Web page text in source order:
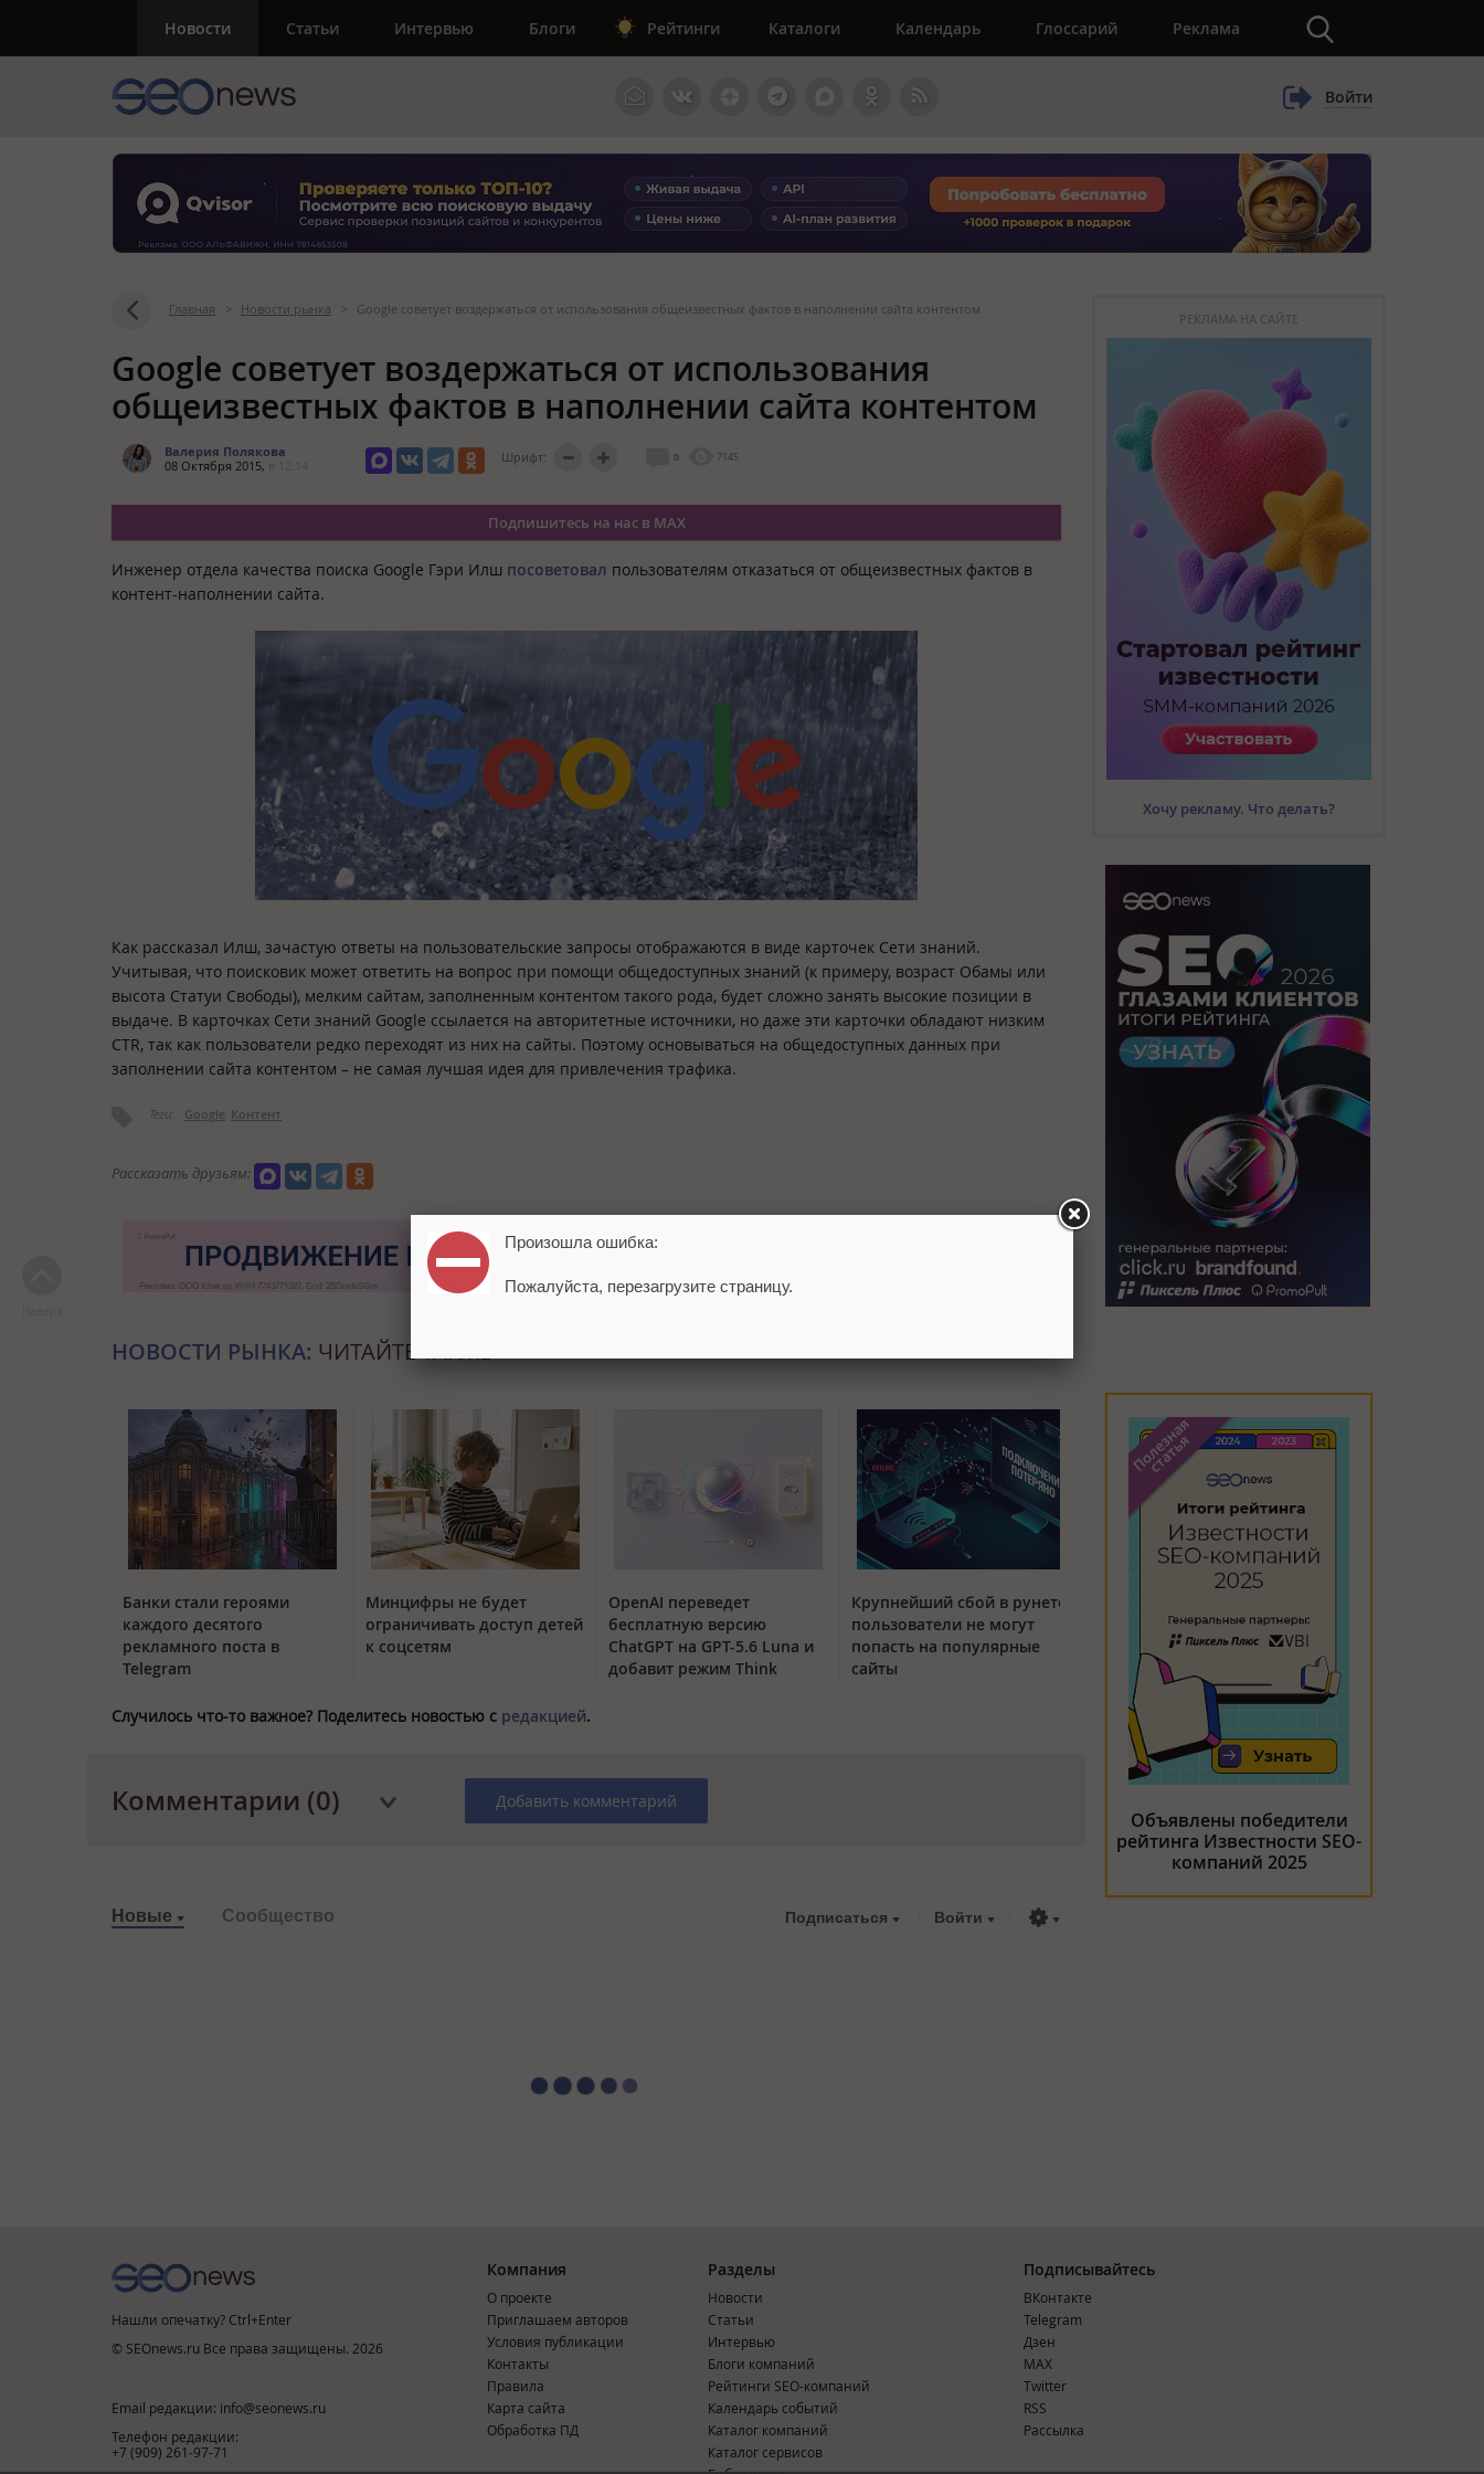
Новости Статьи Интервью Блоги Рейтинги Каталоги Календарь Глоссарий Реклама
Войти
Главная > Новости рынка > Google советует воздержаться от использования общеизвестных фактов в наполнении сайта контентом
Google советует воздержаться от использования
общеизвестных фактов в наполнении сайта контентом
Валерия Полякова
08 Октября 2015,
Шрифт: 0 7145
Подпишитесь на нас в MAX
Инженер отдела качества поиска Google Гэри Илш посоветовал пользователям отказаться от общеизвестных фактов в
контент-наполнении сайта.
Как рассказал Илш, зачастую ответы на пользовательские запросы отображаются в виде карточек Сети знаний.
Учитывая, что поисковик может ответить на вопрос при помощи общедоступных знаний (к примеру, возраст Обамы или
высота Статуи Свободы), мелким сайтам, заполненным контентом такого рода, будет сложно занять высокие позиции в
выдаче. В карточках Сети знаний Google ссылается на авторитетные источники, но даже эти карточки обладают низким
CTR, так как пользователи редко переходят из них на сайты. Поэтому основываться на общедоступных данных при
заполнении сайта контентом – не самая лучшая идея для привлечения трафика.
Теги: Google Контент
Рассказать друзьям:
НОВОСТИ РЫНКА: ЧИТАЙТЕ ТАКЖЕ
Банки стали героями
каждого десятого
рекламного поста в
Telegram
Минцифры не будет
ограничивать доступ детей
к соцсетям
OpenAI переведет
бесплатную версию
ChatGPT на GPT-5.6 Luna и
добавит режим Think
Крупнейший сбой в рунете:
пользователи не могут
попасть на популярные
сайты
Случилось что-то важное? Поделитесь новостью с редакцией.
Комментарии (0) Добавить комментарий
Новые Сообщество Подписаться Войти
РЕКЛАМА НА САЙТЕ
Хочу рекламу. Что делать?
Объявлены победители
рейтинга Известности SEO-
компаний 2025
Нашли опечатку? Ctrl+Enter
© SEOnews.ru Все права защищены. 2026
Email редакции: info@seonews.ru
Телефон редакции:
+7 (909) 261-97-71
Компания
О проекте
Приглашаем авторов
Условия публикации
Контакты
Правила
Карта сайта
Обработка ПД
Разделы
Новости
Статьи
Интервью
Блоги компаний
Рейтинги SEO-компаний
Календарь событий
Каталог компаний
Каталог сервисов
Подписывайтесь
ВКонтакте
Telegram
Дзен
MAX
Тwitter
RSS
Рассылка
Произошла ошибка:
Пожалуйста, перезагрузите страницу.